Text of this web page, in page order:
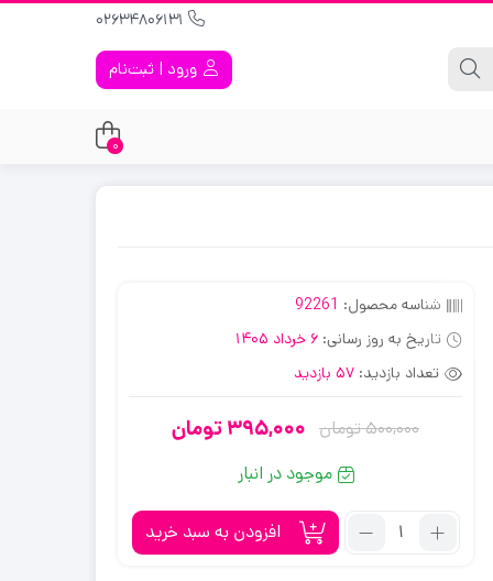
ورود | ثبت‌نام
0
شناسه محصول: 92261
تاریخ به روز رسانی: 6 خرداد 1405
تعداد بازدید: 57 بازدید
500,000تومان
قیمت
اصلی:
500,000
تومان
395,000 تومان
قیمت
فعلی:
395,000
تومان.
موجود در انبار
تعداد:
افزودن به سبد خرید